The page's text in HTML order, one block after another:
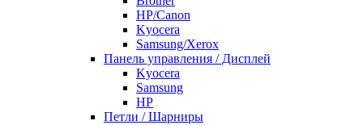
HP/Canon
Kyocera
Samsung/Xerox
Панель управления / Дисплей
Kyocera
Samsung
НР
Петли / Шарниры